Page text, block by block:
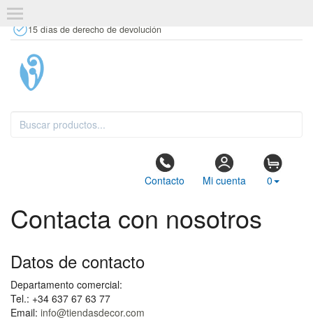
15 días de derecho de devolución
Contacto Mi cuenta 0
Contacta con nosotros
Datos de contacto
Departamento comercial:
Tel.: +34 637 67 63 77
Email: info@tiendasdecor.com